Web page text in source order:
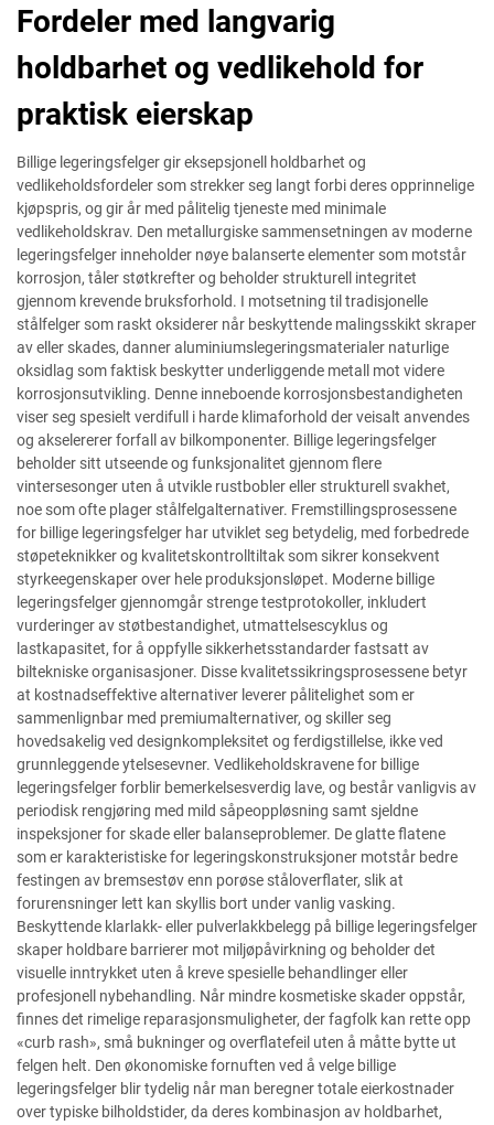
Fordeler med langvarig
holdbarhet og vedlikehold for
praktisk eierskap
Billige legeringsfelger gir eksepsjonell holdbarhet og
vedlikeholdsfordeler som strekker seg langt forbi deres opprinnelige
kjøpspris, og gir år med pålitelig tjeneste med minimale
vedlikeholdskrav. Den metallurgiske sammensetningen av moderne
legeringsfelger inneholder nøye balanserte elementer som motstår
korrosjon, tåler støtkrefter og beholder strukturell integritet
gjennom krevende bruksforhold. I motsetning til tradisjonelle
stålfelger som raskt oksiderer når beskyttende malingsskikt skraper
av eller skades, danner aluminiumslegeringsmaterialer naturlige
oksidlag som faktisk beskytter underliggende metall mot videre
korrosjonsutvikling. Denne inneboende korrosjonsbestandigheten
viser seg spesielt verdifull i harde klimaforhold der veisalt anvendes
og akselererer forfall av bilkomponenter. Billige legeringsfelger
beholder sitt utseende og funksjonalitet gjennom flere
vintersesonger uten å utvikle rustbobler eller strukturell svakhet,
noe som ofte plager stålfelgalternativer. Fremstillingsprosessene
for billige legeringsfelger har utviklet seg betydelig, med forbedrede
støpeteknikker og kvalitetskontrolltiltak som sikrer konsekvent
styrkeegenskaper over hele produksjonsløpet. Moderne billige
legeringsfelger gjennomgår strenge testprotokoller, inkludert
vurderinger av støtbestandighet, utmattelsescyklus og
lastkapasitet, for å oppfylle sikkerhetsstandarder fastsatt av
biltekniske organisasjoner. Disse kvalitetssikringsprosessene betyr
at kostnadseffektive alternativer leverer pålitelighet som er
sammenlignbar med premiumalternativer, og skiller seg
hovedsakelig ved designkompleksitet og ferdigstillelse, ikke ved
grunnleggende ytelsesevner. Vedlikeholdskravene for billige
legeringsfelger forblir bemerkelsesverdig lave, og består vanligvis av
periodisk rengjøring med mild såpeoppløsning samt sjeldne
inspeksjoner for skade eller balanseproblemer. De glatte flatene
som er karakteristiske for legeringskonstruksjoner motstår bedre
festingen av bremsestøv enn porøse ståloverflater, slik at
forurensninger lett kan skyllis bort under vanlig vasking.
Beskyttende klarlakk- eller pulverlakkbelegg på billige legeringsfelger
skaper holdbare barrierer mot miljøpåvirkning og beholder det
visuelle inntrykket uten å kreve spesielle behandlinger eller
profesjonell nybehandling. Når mindre kosmetiske skader oppstår,
finnes det rimelige reparasjonsmuligheter, der fagfolk kan rette opp
«curb rash», små bukninger og overflatefeil uten å måtte bytte ut
felgen helt. Den økonomiske fornuften ved å velge billige
legeringsfelger blir tydelig når man beregner totale eierkostnader
over typiske bilholdstider, da deres kombinasjon av holdbarhet,